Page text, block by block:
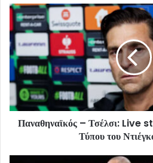
Παναθηναϊκός – Τσέλσι: Live
Τύπου του